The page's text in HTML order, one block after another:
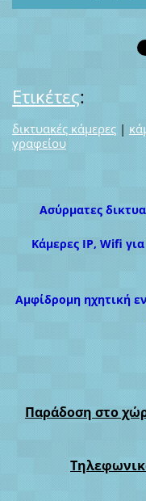
Ετικέτες:
δικτυακές κάμερες |
γραφείου
Ασύρματες
Κάμερες IP, Wifi
Αμφίδρομη ηχητική
Παράδοση στο